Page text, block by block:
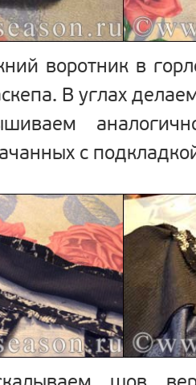
воротник в
В углах
с